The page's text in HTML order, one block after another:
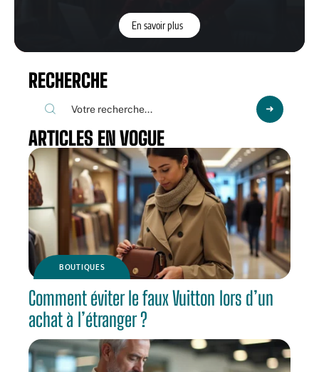
En savoir plus
RECHERCHE
ARTICLES EN VOGUE
BOUTIQUES
Comment éviter le faux Vuitton lors d’un
achat à l’étranger ?